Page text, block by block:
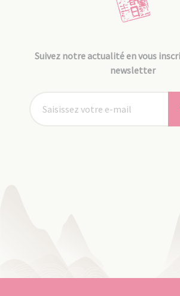
Suivez notre actualité en vous
newsletter